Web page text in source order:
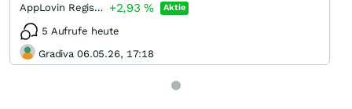
AppLovin Registered (A) +2,93% Aktie
5 Aufrufe heute
Gradiva 06.05.26, 17:18